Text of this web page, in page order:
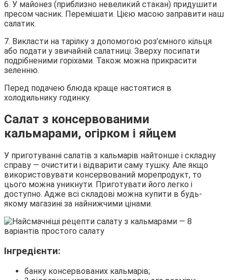
6. У майонез (приблизно невеликий стакан) придушити
пресом часник. Перемішати. Цією масою заправити наш
салатик.
7. Викласти на тарілку з допомогою роз’ємного кільця
або подати у звичайній салатниці. Зверху посипати
подрібненими горіхами. Також можна прикрасити
зеленню.
Перед подачею блюда краще настоятися в
холодильнику годинку.
Салат з консервованими
кальмарами, огірком і яйцем
У приготуванні салатів з кальмарів найтонше і складну
справу — очистити і відварити саму тушку. Але якщо
використовувати консервований морепродукт, то
цього можна уникнути. Приготувати його легко і
доступно. Адже всі складові можна купити в будь-
якому магазині за найнижчими цінами.
Інгредієнти:
банку консервованих кальмарів;